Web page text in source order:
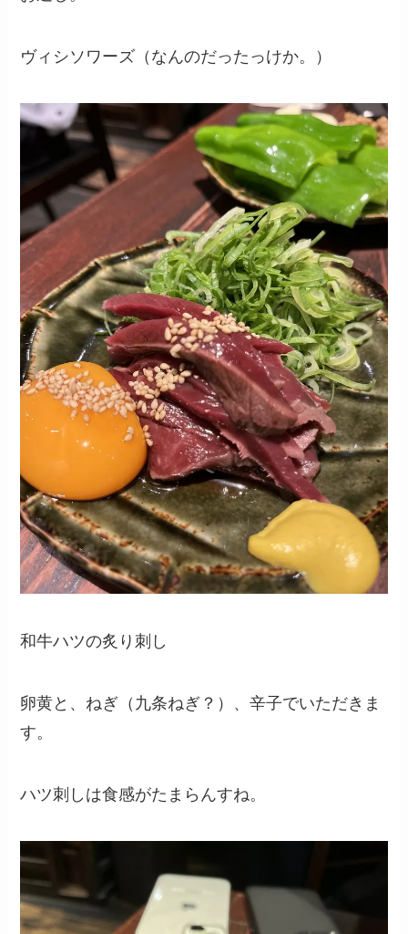
ヴィシソワーズ（なんのだったっけか。）
和牛ハツの炙り刺し
卵黄と、ねぎ（九条ねぎ？）、辛子でいただきま
す。
ハツ刺しは食感がたまらんすね。